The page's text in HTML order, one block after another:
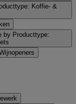
Koffie- &
by Producttype: